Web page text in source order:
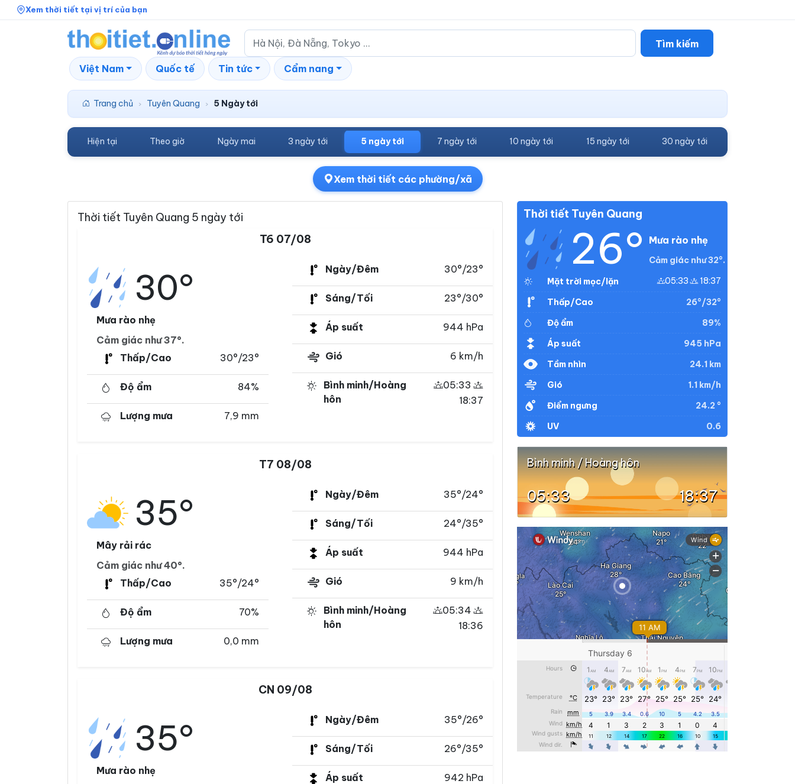
Xem thời tiết tại vị trí của bạn
Tìm kiếm
Việt Nam Quốc tế Tin tức Cẩm nang
Trang chủ › Tuyên Quang › 5 Ngày tới
Hiện tại Theo giờ Ngày mai 3 ngày tới 5 ngày tới 7 ngày tới 10 ngày tới 15 ngày tới 30 ngày tới
Xem thời tiết các phường/xã
Thời tiết Tuyên Quang 5 ngày tới
T6 07/08
30°
Mưa rào nhẹ
Cảm giác như 37°.
Thấp/Cao
30°/23°
Độ ẩm 84%
Lượng mưa 7,9 mm
Ngày/Đêm 30°/23°
Sáng/Tối 23°/30°
Áp suất 944 hPa
Gió 6 km/h
Bình minh/Hoàng
hôn
05:33
18:37
T7 08/08
35°
Mây rải rác
Cảm giác như 40°.
Thấp/Cao
35°/24°
Độ ẩm 70%
Lượng mưa 0,0 mm
Ngày/Đêm 35°/24°
Sáng/Tối 24°/35°
Áp suất 944 hPa
Gió 9 km/h
Bình minh/Hoàng
hôn
05:34
18:36
CN 09/08
35°
Mưa rào nhẹ
Ngày/Đêm 35°/26°
Sáng/Tối 26°/35°
Áp suất 942 hPa
Thời tiết Tuyên Quang
26° Mưa rào nhẹ
Cảm giác như 32°.
Mặt trời mọc/lặn
05:33 18:37
Thấp/Cao
26°/32°
Độ ẩm
89%
Áp suất
945 hPa
Tầm nhìn
24.1 km
Gió
1.1 km/h
Điểm ngưng
24.2 °
UV
0.6
Bình minh / Hoàng hôn
05:33 18:37